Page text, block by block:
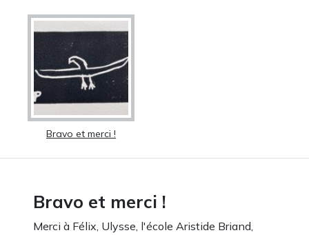
Bravo et merci !
Bravo et merci !
Merci à Félix, Ulysse, l'école Aristide Briand,